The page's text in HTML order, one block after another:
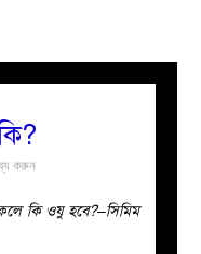
করুন
কি ওযু হবে?–সিমিম